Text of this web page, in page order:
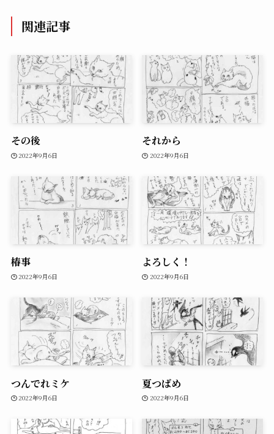
関連記事
その後
2022年9月6日
それから
2022年9月6日
椿事
2022年9月6日
よろしく！
2022年9月6日
つんでれミケ
2022年9月6日
夏つばめ
2022年9月6日